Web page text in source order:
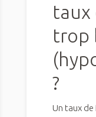
taux
trop
?
Un taux